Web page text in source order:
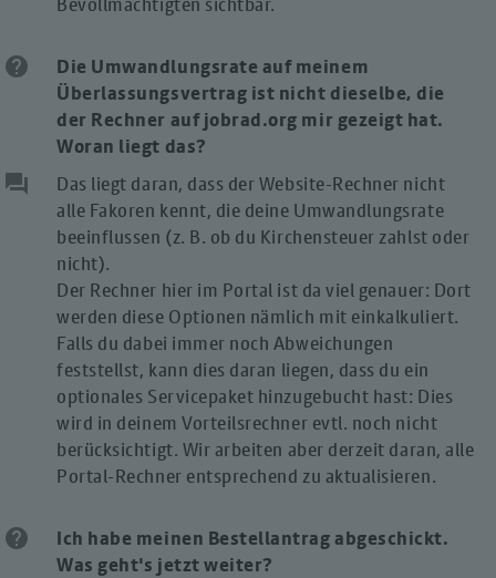
help
Die Umwandlungsrate auf meinem
Überlassungsvertrag ist nicht dieselbe, die
der Rechner auf jobrad.org mir gezeigt hat.
Woran liegt das?
question_answer
Das liegt daran, dass der Website-Rechner nicht
alle Fakoren kennt, die deine Umwandlungsrate
beeinflussen (z. B. ob du Kirchensteuer zahlst oder
nicht).
Der Rechner hier im Portal ist da viel genauer: Dort
werden diese Optionen nämlich mit einkalkuliert.
Falls du dabei immer noch Abweichungen
feststellst, kann dies daran liegen, dass du ein
optionales Servicepaket hinzugebucht hast: Dies
wird in deinem Vorteilsrechner evtl. noch nicht
berücksichtigt. Wir arbeiten aber derzeit daran, alle
Portal-Rechner entsprechend zu aktualisieren.
help
Ich habe meinen Bestellantrag abgeschickt.
Was geht's jetzt weiter?